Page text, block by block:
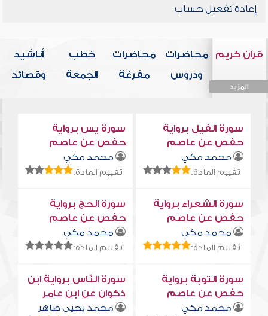
إعادة تفعيل حساب
قرآن كريم
المزيد
محاضرات
ودروس
محاضرات
مفرغة
خطب
الجمعة
أناشيد
وقصائد
سورة الفيل برواية
حفص عن عاصم
محمد مكي
تقييم المادة:
سورة يس برواية
حفص عن عاصم
محمد مكي
تقييم المادة:
سورة الشعراء برواية
حفص عن عاصم
محمد مكي
تقييم المادة:
سورة الحج برواية
حفص عن عاصم
محمد مكي
تقييم المادة:
سورة التوبة برواية
حفص عن عاصم
محمد مكي
سورة النّاس برواية ابن
ذكوان عن ابن عامر
محمد يحيى طاهر